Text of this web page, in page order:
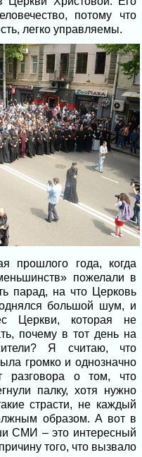
потому что
легко управляемы.
прошлого года, когда
пожелали в
парад, на что Церковь
большой шум, и
Церкви, которая не
почему в тот день на
Я считаю, что
громко и однозначно
разговора о том, что
палку, хотя нужно
страсти, не каждый
образом. А вот в
СМИ – это интересный
того, что вызвало